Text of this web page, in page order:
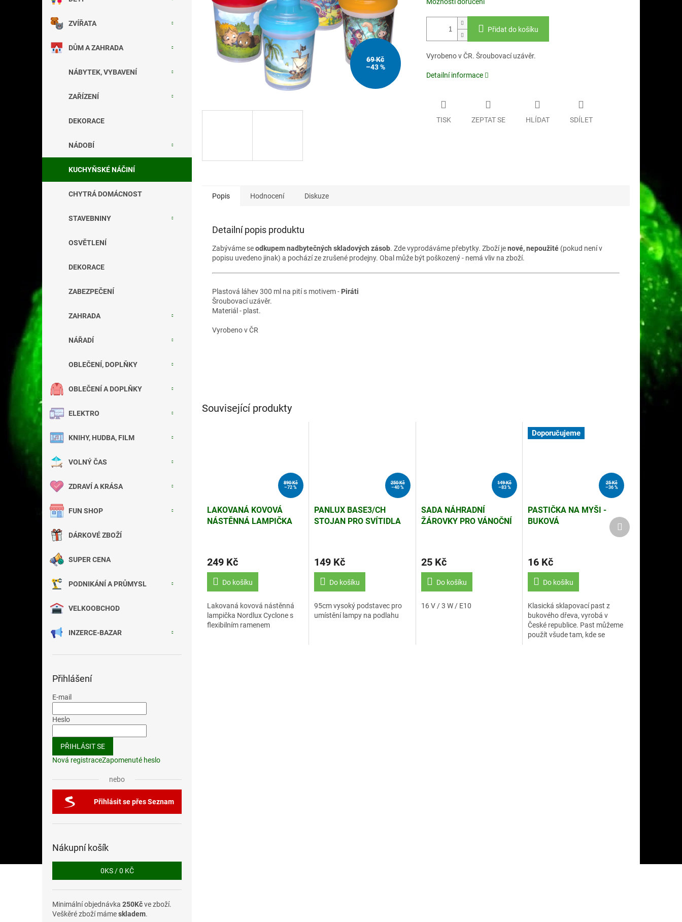
ZVÍŘATA
DŮM A ZAHRADA
NÁBYTEK, VYBAVENÍ
ZAŘÍZENÍ
DEKORACE
NÁDOBÍ
KUCHYŇSKÉ NÁČINÍ
CHYTRÁ DOMÁCNOST
STAVEBNINY
OSVĚTLENÍ
DEKORACE
ZABEZPEČENÍ
ZAHRADA
NÁŘADÍ
OBLEČENÍ, DOPLŇKY
OBLEČENÍ A DOPLŇKY
ELEKTRO
KNIHY, HUDBA, FILM
VOLNÝ ČAS
ZDRAVÍ A KRÁSA
FUN SHOP
DÁRKOVÉ ZBOŽÍ
SUPER CENA
PODNIKÁNÍ A PRŮMYSL
VELKOOBCHOD
INZERCE-BAZAR
Přihlášení
E-mail
Heslo
PŘIHLÁSIT SE
Nová registraceZapomenuté heslo
nebo
Přihlásit se přes Seznam
Nákupní košík
0KS /0 KČ
Minimální objednávka 250Kčve zboží.
Veškěré zboží mámeskladem.
69 Kč
–43 %
Možnosti doručení
Přidat do košíku
Vyrobeno v ČR. Šroubovací uzávěr.
Detailní informace
TISK ZEPTAT SE HLÍDAT SDÍLET
Popis Hodnocení Diskuze
Detailní popis produktu
Zabýváme seodkupem nadbytečných skladových zásob. Zde vyprodáváme přebytky. Zboží jenové, nepoužité (pokud není v
popisu uvedeno jinak) a pochází ze zrušené prodejny. Obal může být poškozený - nemá vliv na zboží.
Plastová láhev 300 ml na pití s motivem - Piráti
Šroubovací uzávěr.
Materiál - plast.
Vyrobeno v ČR
Související produkty
890 Kč
–72 %
LAKOVANÁ KOVOVÁ
NÁSTĚNNÁ LAMPIČKA
249 Kč
Do košíku
Lakovaná kovová nástěnná
lampička Nordlux Cyclone s
flexibilním ramenem
250 Kč
–40 %
PANLUX BASE3/CH
STOJAN PRO SVÍTIDLA
149 Kč
Do košíku
95cm vysoký podstavec pro
umístění lampy na podlahu
149 Kč
–83 %
SADA NÁHRADNÍ
ŽÁROVKY PRO VÁNOČNÍ
25 Kč
Do košíku
16 V / 3 W / E10
Doporučujeme
25 Kč
–36 %
PASTIČKA NA MYŠI -
BUKOVÁ
16 Kč
Do košíku
Klasická sklapovací past z
bukového dřeva, vyrobá v
České republice. Past můžeme
použít všude tam, kde se
Další
produkt